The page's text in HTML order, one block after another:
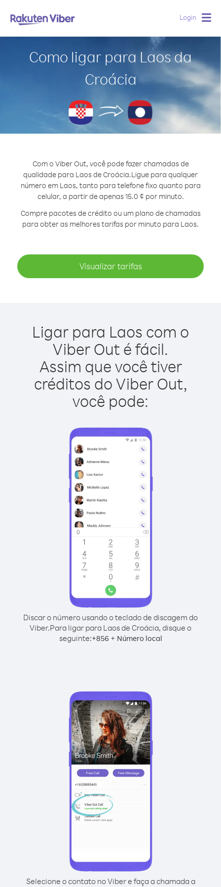
Login
Como ligar para Laos da
Croácia
Com o Viber Out, você pode fazer chamadas de
qualidade para Laos de Croácia.Ligue para qualquer
número em Laos, tanto para telefone fixo quanto para
celular, a partir de apenas 15.0 ¢ por minuto.
Compre pacotes de crédito ou um plano de chamadas
para obter as melhores tarifas por minuto para Laos.
Visualizar tarifas
Ligar para Laos com o
Viber Out é fácil.
Assim que você tiver
créditos do Viber Out,
você pode:
Discar o número usando o teclado de discagem do
Viber.Para ligar para Laos de Croácia, disque o
seguinte:+856 + Número local
Selecione o contato no Viber e faça a chamada a